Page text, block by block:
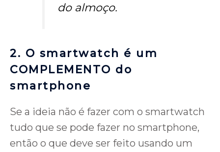
do almoço.
2. O smartwatch é um
COMPLEMENTO do
smartphone
Se a ideia não é fazer com o smartwatch
tudo que se pode fazer no smartphone,
então o que deve ser feito usando um